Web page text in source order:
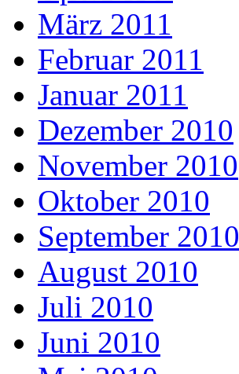
März 2011
Februar 2011
Januar 2011
Dezember 2010
November 2010
Oktober 2010
September 2010
August 2010
Juli 2010
Juni 2010